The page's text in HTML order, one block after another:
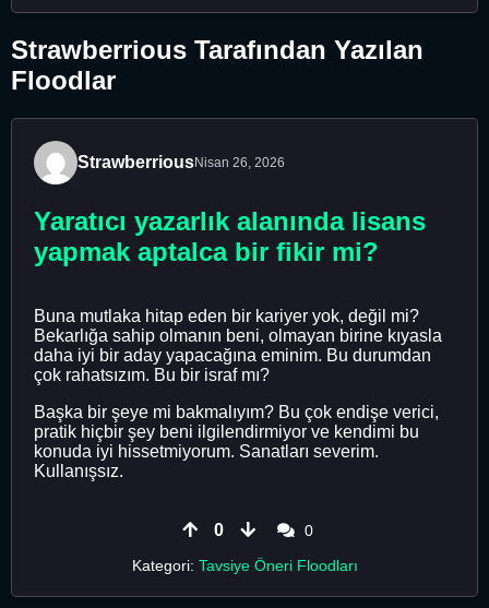
Strawberrious Tarafından Yazılan
Floodlar
StrawberriousNisan 26, 2026
Yaratıcı yazarlık alanında lisans
yapmak aptalca bir fikir mi?
Buna mutlaka hitap eden bir kariyer yok, değil mi?
Bekarlığa sahip olmanın beni, olmayan birine kıyasla
daha iyi bir aday yapacağına eminim. Bu durumdan
çok rahatsızım. Bu bir israf mı?
Başka bir şeye mi bakmalıyım? Bu çok endişe verici,
pratik hiçbir şey beni ilgilendirmiyor ve kendimi bu
konuda iyi hissetmiyorum. Sanatları severim.
Kullanışsız.
0
0
Kategori: Tavsiye Öneri Floodları